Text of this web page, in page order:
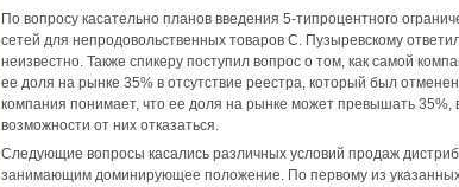
По вопросу касательно планов введения 5‑типроцентного
сетей для непродовольственных товаров С. Пузыревскому
неизвестно. Также спикеру поступил вопрос о том, как самой
ее доля на рынке 35% в отсутствие реестра, который был
компания понимает, что ее доля на рынке может превышать 35%,
возможности от них отказаться.
Следующие вопросы касались различных условий продаж
занимающим доминирующее положение. По первому из